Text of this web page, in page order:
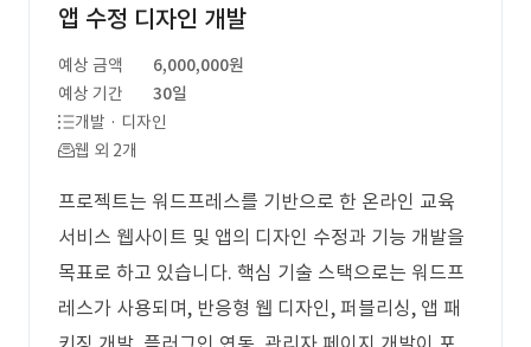
앱 수정 디자인 개발
예상 금액
6,000,000원
예상 기간
30일
개발 · 디자인
웹 외 2개
프로젝트는 워드프레스를 기반으로 한 온라인 교육
서비스 웹사이트 및 앱의 디자인 수정과 기능 개발을
목표로 하고 있습니다. 핵심 기술 스택으로는 워드프
레스가 사용되며, 반응형 웹 디자인, 퍼블리싱, 앱 패